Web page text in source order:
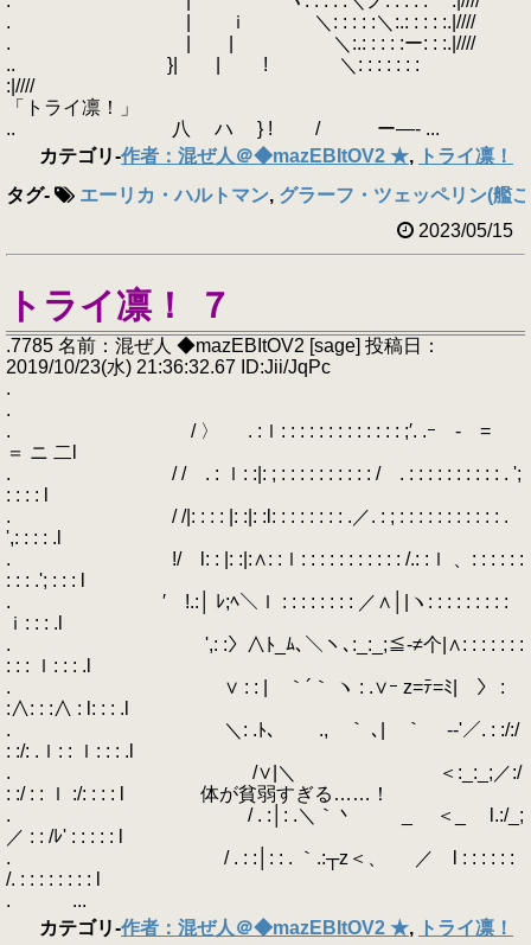
. | ｉ ＼: : : : :＼:.: : : : :.|////
. | | ＼:.: : : : :ー: : :.|////
.. }| | ! ＼: : : : : : :
:|////
「トライ凛！」
.. 八 ハ } ! / ー―‐ ...
カテゴリ-作者：混ぜ人＠◆mazEBItOV2 ★,
トライ凛！
タグ- エーリカ・ハルトマン, グラーフ・ツェッペリン(艦
2023/05/15
トライ凛！ ７
.7785 名前：混ぜ人 ◆mazEBItOV2 [sage] 投稿日：
2019/10/23(水) 21:36:32.67 ID:Jii/JqPc
.
.
. / 〉 . :ｌ: : : : : : : : : : : : : ;′. .ｰ - =
＝ ニ 二l
. / / . : ｌ: :|: ; : : : : : : : : : : / . : : : : : : : : : : . ';
: : : : l
. / /|: : : : |: :|: :l: : : : : : : : .／. : ; : : : : : : : : : : : .
',: : : : .l
. !/ l: : |: :|:∧: :ｌ: : : : : : : : : : : /.: :ｌ 、: : : : : :
: : : .'; : : : l
. ′ !.:│ ﾚ;ﾍ＼ｌ : : : : : : : : ／∧│|ヽ: : : : : : : : :
ｉ: : : .l
. ',: :〉∧ﾄ_ﾑ､＼ヽ､:_:_;≦-≠个|∧: : : : : : :
: : : ｌ: : : .l
. ∨ : : | ｀´｀ ヽ : .∨ｰ z=ﾃ=ﾐ| 〉 :
:∧: : :∧ : l: : : .l
. ＼: .ﾄ､ ., ｀ ､| ｀ ￣-‐'／. : :/:/
: :/: .ｌ: : ｌ: : : .l
. /∨|＼ ＜:_:_;／:/
: :/ : : ｌ :/: : : : l 体が貧弱すぎる……！
. / . :│: .＼｀丶 _ ＜_ l.:/_;
／ : : /ﾚ' : : : : : l
. / . : :│: : . ｀.:┬z＜、 ／ l : : : : : :
/. : : : : : : : : l
. ...
カテゴリ-作者：混ぜ人＠◆mazEBItOV2 ★,
トライ凛！